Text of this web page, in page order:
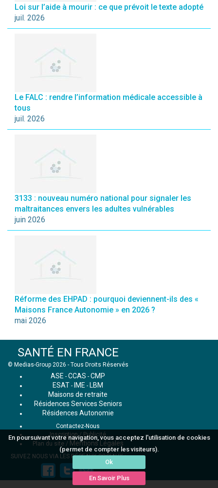
En poursuivant votre navigation, vous acceptez l'utilisation de cookies
(permet de compter les visiteurs).
Ok
En Savoir Plus
Loi sur l’aide à mourir : ce que prévoit le texte adopté
juil. 2026
Le FALC : rendre l’information médicale accessible à
tous
juil. 2026
3133 : nouveau numéro national pour signaler les
maltraitances envers les adultes vulnérables
juin 2026
Réforme des EHPAD : pourquoi deviennent-ils des «
Maisons France Autonomie » en 2026 ?
mai 2026
SANTÉ EN FRANCE
© Medias-Group 2026 - Tous Droits Réservés
ASE - CCAS - CMP
ESAT - IME - LBM
Maisons de retraite
Résidences Services Seniors
Résidences Autonomie
Contactez-Nous
Inscription / Publicité
Plan du site / Mentions Légales
SUIVEZ NOUS VIA LES RÉSEAUX SOCIAUX :